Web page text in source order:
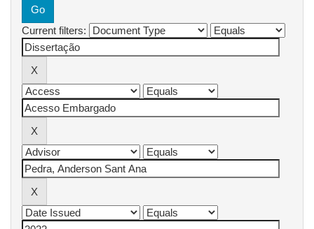
Current filters: